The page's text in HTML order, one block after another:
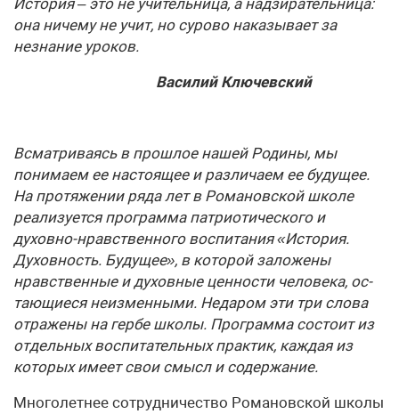
История – это не учительница, а надзирательница:
она ничему не учит, но сурово наказывает за
незнание уроков.
Василий Ключевский
Всматриваясь в прошлое нашей Родины, мы
понимаем ее настоящее и различаем ее будущее.
На протяжении ряда лет в Романовской школе
реализуется программа патриотического и
духовно-нравственного воспитания «История.
Духовность. Будущее», в которой заложены
нравственные и духовные ценности человека, ос­
таю­щие­ся неизменными. Недаром эти три слова
отражены на гербе школы. Программа состоит из
отдельных воспитательных практик, каждая из
которых имеет свои смысл и содержание.
Многолетнее сотрудничество Романовской школы